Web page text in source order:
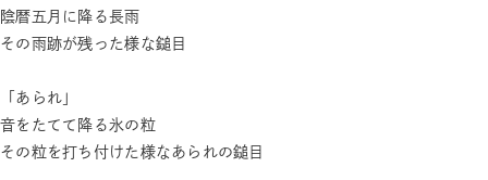
陰暦五月に降る長雨
その雨跡が残った様な鎚目
「あられ」
音をたてて降る氷の粒
その粒を打ち付けた様なあられの鎚目